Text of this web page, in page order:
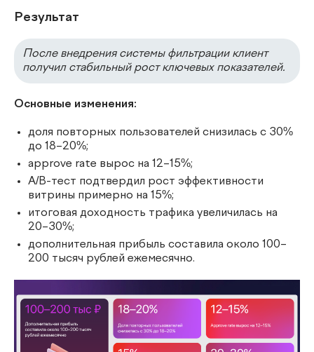
Результат
После внедрения системы фильтрации клиент
получил стабильный рост ключевых показателей.
Основные изменения:
доля повторных пользователей снизилась с 30%
до 18–20%;
approve rate вырос на 12–15%;
A/B-тест подтвердил рост эффективности
витрины примерно на 15%;
итоговая доходность трафика увеличилась на
20–30%;
дополнительная прибыль составила около 100–
200 тысяч рублей ежемесячно.